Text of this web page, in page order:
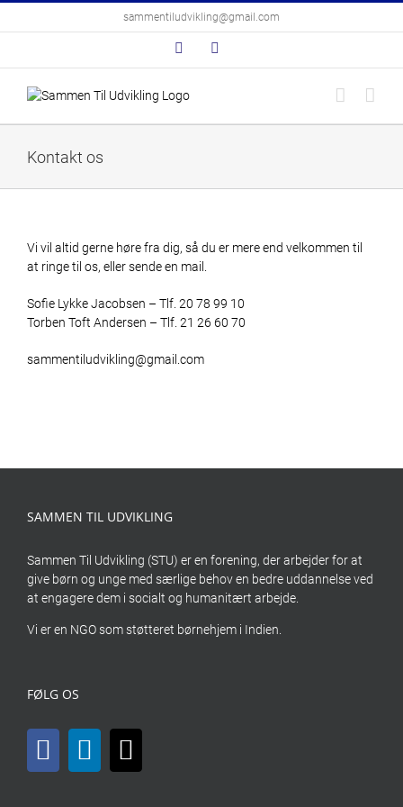
sammentiludvikling@gmail.com
Facebook
Kontakt os
Vi vil altid gerne høre fra dig, så du er mere end velkommen til
at ringe til os, eller sende en mail.
Sofie Lykke Jacobsen – Tlf. 20 78 99 10
Torben Toft Andersen – Tlf. 21 26 60 70
sammentiludvikling@gmail.com
SAMMEN TIL UDVIKLING
Sammen Til Udvikling (STU) er en forening, der arbejder for at
give børn og unge med særlige behov en bedre uddannelse ved
at engagere dem i socialt og humanitært arbejde.
Vi er en NGO som støtteret børnehjem i Indien.
FØLG OS